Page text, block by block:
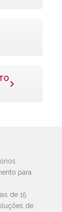
para
de 15
de